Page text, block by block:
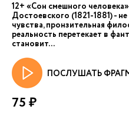
12+ «Сон смешного
Достоевского (1821-1881) -
чувства, пронзительная
реальность перетекает в
становит...
ПОСЛУШАТЬ
75 ₽